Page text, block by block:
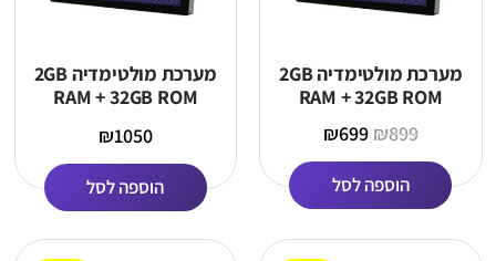
מערכת מולטימדיה 2GB
RAM + 32GB ROM
₪899
₪699
הוספה לסל
מערכת מולטימדיה 2GB
RAM + 32GB ROM
₪1050
הוספה לסל